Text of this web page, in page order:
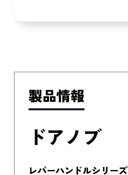
製品情報
ドアノブ
レバーハンドルシリーズ